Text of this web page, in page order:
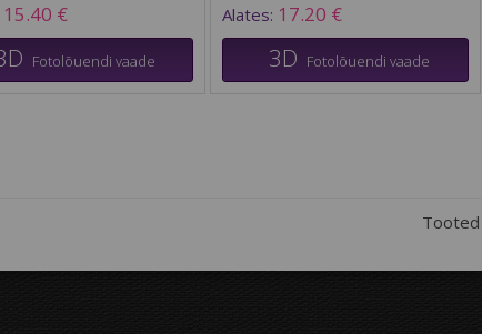
15.40 €
Fotolõuendi vaade
Alates: 17.20 €
3D Fotolõuendi vaade
Tooted